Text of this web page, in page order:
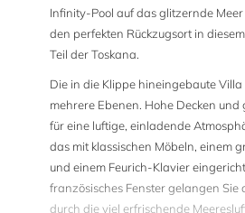
Infinity-Pool auf das glitzernde
den perfekten Rückzugsort in
Teil der Toskana.
Die in die Klippe hineingebaute Villa
mehrere Ebenen. Hohe Decken und
für eine luftige, einladende
das mit klassischen Möbeln, einem
und einem Feurich-Klavier
französisches Fenster gelangen Sie
durch die viel erfrischende